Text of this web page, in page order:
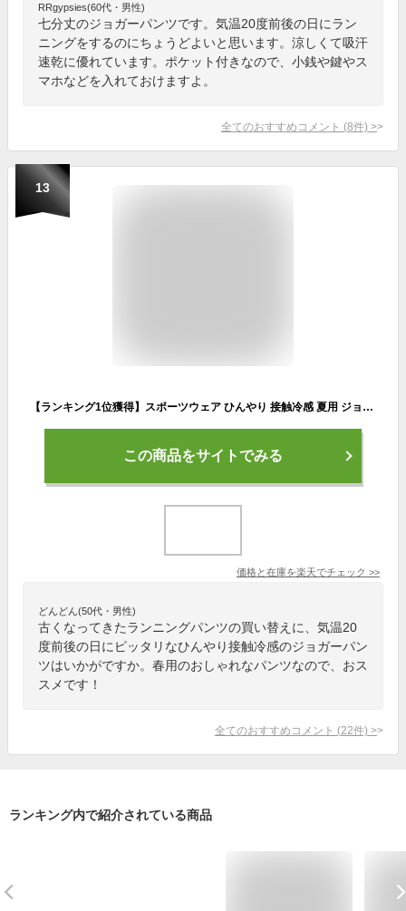
RRgypsies(60代・男性)
七分丈のジョガーパンツです。気温20度前後の日にラン
ニングをするのにちょうどよいと思います。涼しくて吸汗
速乾に優れています。ポケット付きなので、小銭や鍵やス
マホなどを入れておけますよ。
全てのおすすめコメント (8件) >
13
【ランキング1位獲得】スポーツウェア ひんやり 接触冷感 夏用 ジョガーパンツ ロングパンツ ランニングパンツ 涼しい 速乾タイプ 運動 レディースパンツ 動きやすい ランニングウェア ジム ヨガウェア スポーツウエア
この商品をサイトでみる
価格と在庫を楽天でチェック >>
どんどん(50代・男性)
古くなってきたランニングパンツの買い替えに、気温20
度前後の日にピッタリなひんやり接触冷感のジョガーパン
ツはいかがですか。春用のおしゃれなパンツなので、おス
スメです！
全てのおすすめコメント (22件) >
ランキング内で紹介されている商品